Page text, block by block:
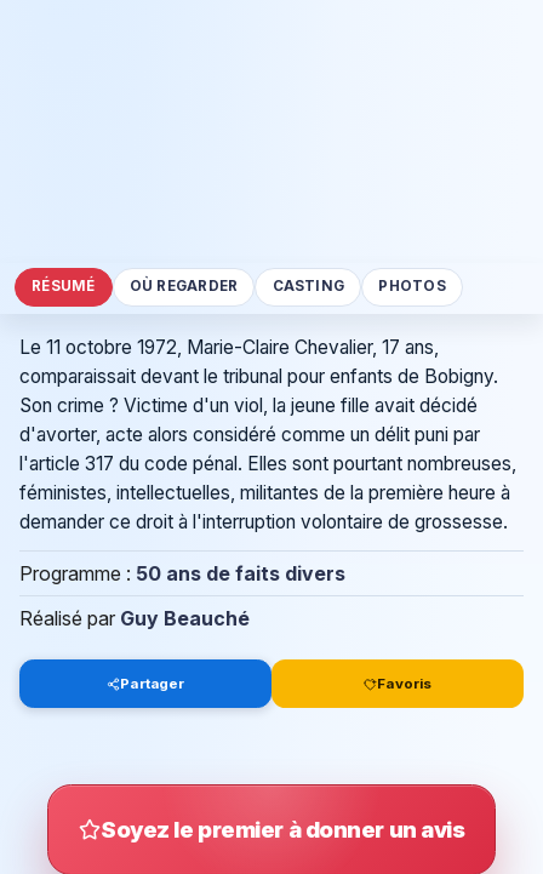
RÉSUMÉ OÙ REGARDER CASTING PHOTOS
Le 11 octobre 1972, Marie-Claire Chevalier, 17 ans,
comparaissait devant le tribunal pour enfants de Bobigny.
Son crime ? Victime d'un viol, la jeune fille avait décidé
d'avorter, acte alors considéré comme un délit puni par
l'article 317 du code pénal. Elles sont pourtant nombreuses,
féministes, intellectuelles, militantes de la première heure à
demander ce droit à l'interruption volontaire de grossesse.
Programme : 50 ans de faits divers
Réalisé par Guy Beauché
Partager Favoris
Soyez le premier à donner un avis